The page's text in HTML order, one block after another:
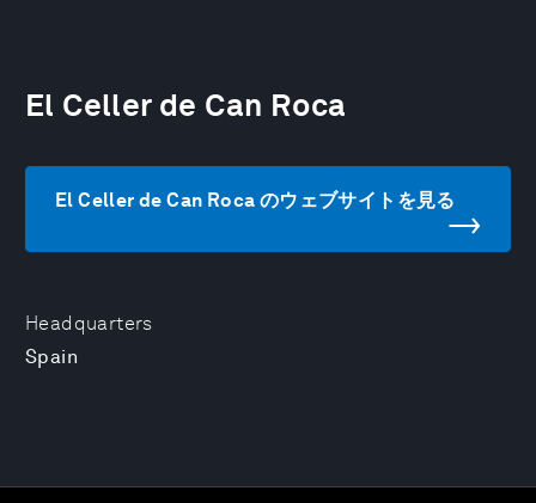
Headquarters
Spain
El Celler de Can Roca
El Celler de Can Roca のウェブサイトを見る